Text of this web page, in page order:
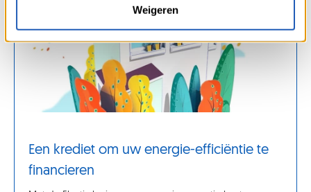
Weigeren
Een krediet om uw energie-efficiëntie te
financieren